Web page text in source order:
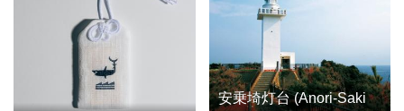
安乗埼灯台 (Anori-Saki